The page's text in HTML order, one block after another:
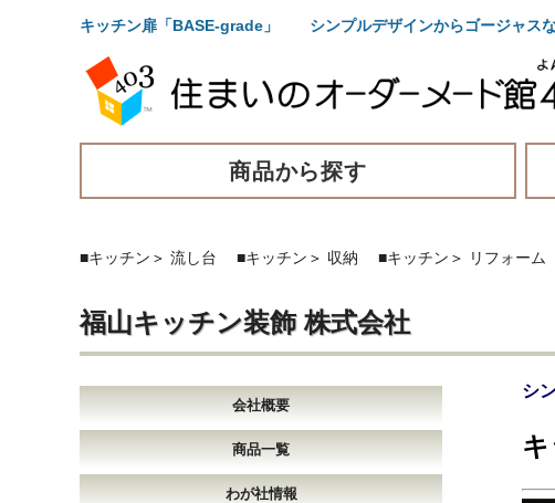
キッチン扉「BASE-grade」 シンプルデザインからゴージャスな
商品から探す
■キッチン ＞ 流し台 ■キッチン ＞ 収納 ■キッチン ＞ リフォーム
福山キッチン装飾 株式会社
会社概要
商品一覧
わが社情報
シ